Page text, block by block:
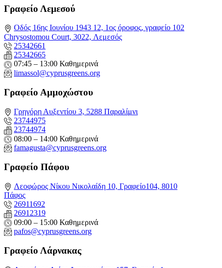
Γραφείο Λεμεσού
Οδός 16ης Ιουνίου 1943 12, 1ος όροφος, γραφείο 102
Chrysostomou Court, 3022, Λεμεσός
25342661
25342665
07:45 – 13:00 Καθημερινά
limassol@cyprusgreens.org
Γραφείο Αμμοχώστου
Γρηγόρη Αυξεντίου 3, 5288 Παραλίμνι
23744975
23744974
08:00 – 14:00 Καθημερινά
famagusta@cyprusgreens.org
Γραφείο Πάφου
Λεοφώρος Νίκου Νικολαίδη 10, Γραφείο104, 8010
Πάφος
26911692
26912319
09:00 – 15:00 Καθημερινά
pafos@cyprusgreens.org
Γραφείο Λάρνακας